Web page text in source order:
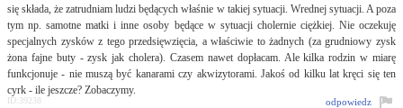
się składa, że zatrudniam ludzi będących właśnie w takiej sytuacji. Wrednej sytuacji. A poza
tym np. samotne matki i inne osoby będące w sytuacji cholernie ciężkiej. Nie oczekuję
specjalnych zysków z tego przedsięwzięcia, a właściwie to żadnych (za grudniowy zysk
żona fajne buty - zysk jak cholera). Czasem nawet dopłacam. Ale kilka rodzin w miarę
funkcjonuje - nie muszą być kanarami czy akwizytorami. Jakoś od kilku lat kręci się ten
cyrk - ile jeszcze? Zobaczymy.
odpowiedz
ID:39238